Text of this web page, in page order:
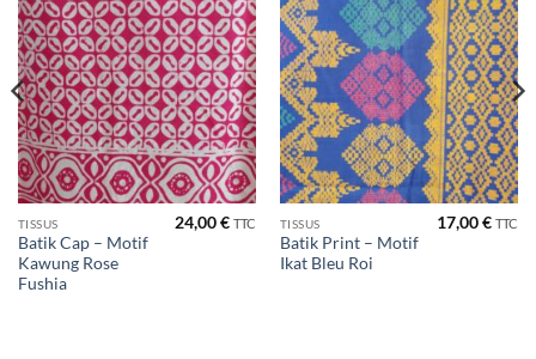
de
souhaits
TISSUS
Batik Cap – Motif
Kawung Rose
Fushia
24,00€ TTC
de
souhaits
TISSUS
Batik Print – Motif
Ikat Bleu Roi
17,00€ TTC